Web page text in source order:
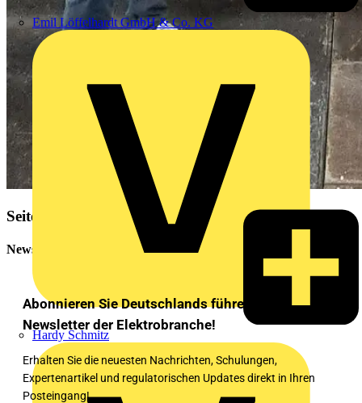
Emil Löffelhardt GmbH & Co. KG
Hardy Schmitz
Seitenleiste
Newsletter
Abonnieren Sie Deutschlands führenden
Newsletter der Elektrobranche!
Erhalten Sie die neuesten Nachrichten, Schulungen,
Expertenartikel und regulatorischen Updates direkt in Ihren
Posteingang!